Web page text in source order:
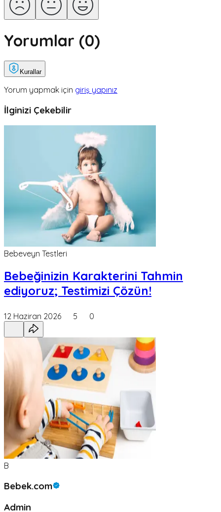
Yorumlar (0)
Kurallar
Yorum yapmak için giriş yapınız
İlginizi Çekebilir
Bebeveyn Testleri
Bebeğinizin Karakterini Tahmin
ediyoruz; Testimizi Çözün!
12 Haziran 2026 5 0
B
Bebek.com
Admin